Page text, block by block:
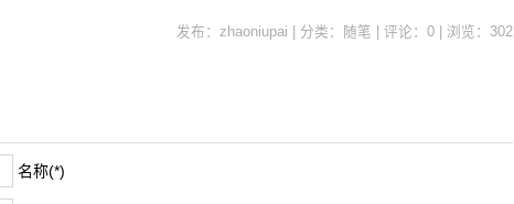
发布：zhaoniupai | 分类：随笔 | 评论：0 | 浏览： 302
名称(*)